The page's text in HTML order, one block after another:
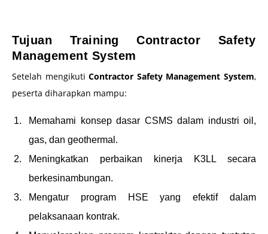
Tujuan Training Contractor Safety
Management System
Setelah mengikutiContractor Safety Management System,
peserta diharapkan mampu:
Memahami konsep dasar CSMS dalam industri oil,
gas, dan geothermal.
Meningkatkan perbaikan kinerja K3LL secara
berkesinambungan.
Mengatur program HSE yang efektif dalam
pelaksanaan kontrak.